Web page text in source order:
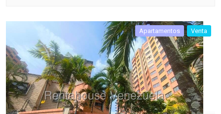
Apartamentos Venta